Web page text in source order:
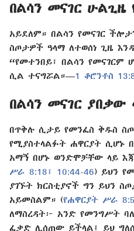
በልሳን መናገር ሁልጊዜ
አይደለም። በልሳን የመናገር
ስጦታዎች ዓላማ ለተወሰነ ጊዜ
“የመተንበይ፣ በልሳን የመናገርም
ሲል ተናግሯል።—1 ቆሮንቶስ
በልሳን መናገር ያበቃው
በጥቅሉ ሲታይ የመንፈስ ቅዱስ
የሚያስተላልፉት ሐዋርያት ሲሆኑ
አማኝ በሆኑ ወንድሞቻቸው ላይ
ሥራ 8:18፤
10:44-46) ይህን
ያገኙት ክርስቲያኖች ግን ይህን
አይመስልም። (የሐዋርያት ሥራ
ለማስረዳት፦ አንድ የመንግሥት
ፈቃድ ሊሰጠው ይችላል፤ ይህ